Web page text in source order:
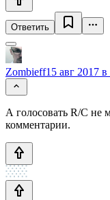
Ответить
Zombieff15 авг 2017 в
А голосовать R/C не
комментарии.